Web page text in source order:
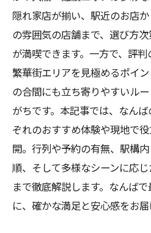
隠れ家店が揃い、駅近のお店
の雰囲気の店舗まで、選び方
が満喫できます。一方で、評
繁華街エリアを見極めるポイ
の合間にも立ち寄りやすいル
がちです。本記事では、なん
ぞれのおすすめ体験や現地で
開。行列や予約の有無、駅構
順、そして多様なシーンに応
まで徹底解説します。なんば
に、確かな満足と安心感をお届